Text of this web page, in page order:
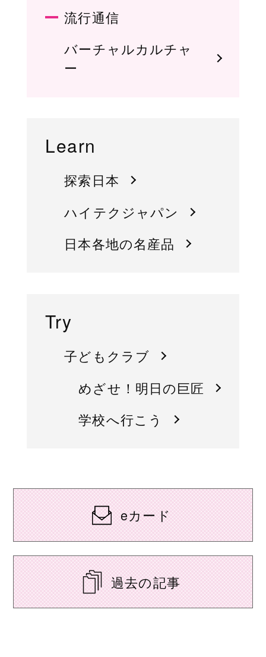
流行通信
バーチャルカルチャ
ー
Learn
探索日本
ハイテクジャパン
日本各地の名産品
Try
子どもクラブ
めざせ！明日の巨匠
学校へ行こう
eカード
過去の記事